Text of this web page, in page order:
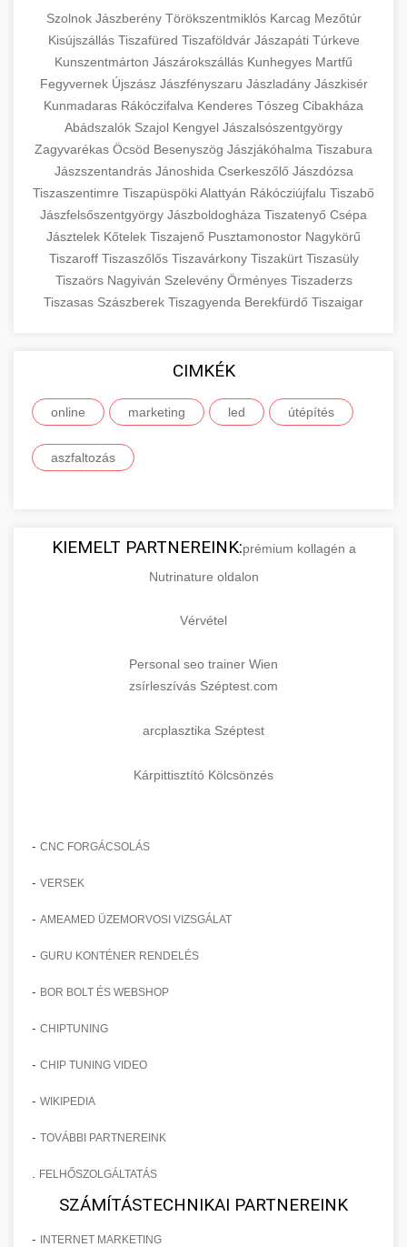
Szolnok Jászberény Törökszentmiklós Karcag Mezőtúr
Kisújszállás Tiszafüred Tiszaföldvár Jászapáti Túrkeve
Kunszentmárton Jászárokszállás Kunhegyes Martfű
Fegyvernek Újszász Jászfényszaru Jászladány Jászkisér
Kunmadaras Rákóczifalva Kenderes Tószeg Cibakháza
Abádszalók Szajol Kengyel Jászalsószentgyörgy
Zagyvarékas Öcsöd Besenyszög Jászjákóhalma Tiszabura
Jászszentandrás Jánoshida Cserkeszőlő Jászdózsa
Tiszaszentimre TiszapüspökiAlattyán Rákócziújfalu Tiszabő
Jászfelsőszentgyörgy Jászboldogháza Tiszatenyő Csépa
Jásztelek Kőtelek Tiszajenő Pusztamonostor Nagykörű
Tiszaroff Tiszaszőlős Tiszavárkony Tiszakürt Tiszasüly
Tiszaörs Nagyiván Szelevény Örményes Tiszaderzs
Tiszasas Szászberek Tiszagyenda Berekfürdő Tiszaigar
CIMKÉK
online marketing led útépítés
aszfaltozás
KIEMELT PARTNEREINK:prémium kollagén a
Nutrinature oldalon
Vérvétel
Personal seo trainer Wien
zsírleszívás Széptest.com
arcplasztika Széptest
Kárpittisztító Kölcsönzés
- CNC FORGÁCSOLÁS
- VERSEK
- AMEAMED ÜZEMORVOSI VIZSGÁLAT
- GURU KONTÉNER RENDELÉS
- BOR BOLT ÉS WEBSHOP
- CHIPTUNING
- CHIP TUNING VIDEO
- WIKIPEDIA
- TOVÁBBI PARTNEREINK
FELHŐSZOLGÁLTATÁS
SZÁMÍTÁSTECHNIKAI PARTNEREINK
- INTERNET MARKETING